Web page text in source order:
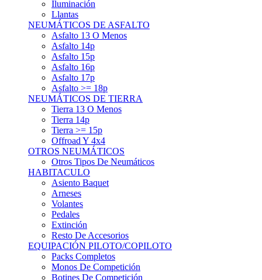
NEUMÁTICOS DE ASFALTO
Asfalto 13 O Menos
Asfalto 14p
Asfalto 15p
Asfalto 16p
Asfalto 17p
Asfalto >= 18p
NEUMÁTICOS DE TIERRA
Tierra 13 O Menos
Tierra 14p
Tierra >= 15p
Offroad Y 4x4
OTROS NEUMÁTICOS
Otros Tipos De Neumáticos
HABITACULO
Asiento Baquet
Arneses
Volantes
Pedales
Extinción
Resto De Accesorios
EQUIPACIÓN PILOTO/COPILOTO
Packs Completos
Monos De Competición
Botines De Competición
Guantes